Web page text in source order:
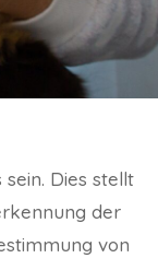
Dies stellt
der
von